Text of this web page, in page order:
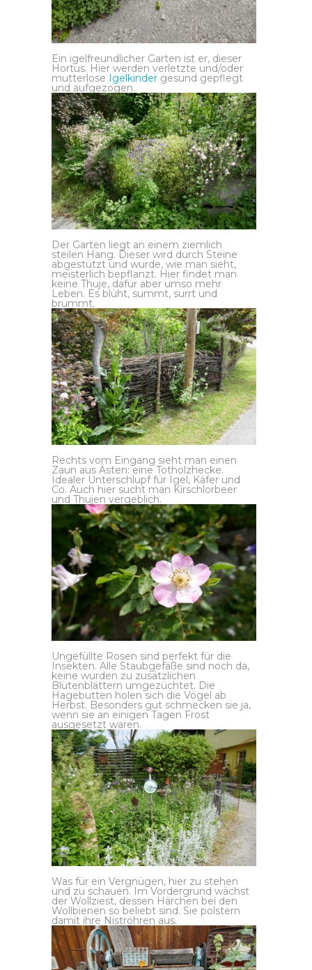
Ein igelfreundlicher Garten ist er, dieser
Hortus. Hier werden verletzte und/oder
mutterlose Igelkinder gesund gepflegt
und aufgezogen.
Der Garten liegt an einem ziemlich
steilen Hang. Dieser wird durch Steine
abgestützt und wurde, wie man sieht,
meisterlich bepflanzt. Hier findet man
keine Thuje, dafür aber umso mehr
Leben. Es blüht, summt, surrt und
brummt.
Rechts vom Eingang sieht man einen
Zaun aus Ästen: eine Totholzhecke.
Idealer Unterschlupf für Igel, Käfer und
Co. Auch hier sucht man Kirschlorbeer
und Thujen vergeblich.
Ungefüllte Rosen sind perfekt für die
Insekten. Alle Staubgefäße sind noch da,
keine wurden zu zusätzlichen
Blütenblättern umgezüchtet. Die
Hagebutten holen sich die Vögel ab
Herbst. Besonders gut schmecken sie ja,
wenn sie an einigen Tagen Frost
ausgesetzt waren.
Was für ein Vergnügen, hier zu stehen
und zu schauen. Im Vordergrund wächst
der Wollziest, dessen Härchen bei den
Wollbienen so beliebt sind. Sie polstern
damit ihre Niströhren aus.